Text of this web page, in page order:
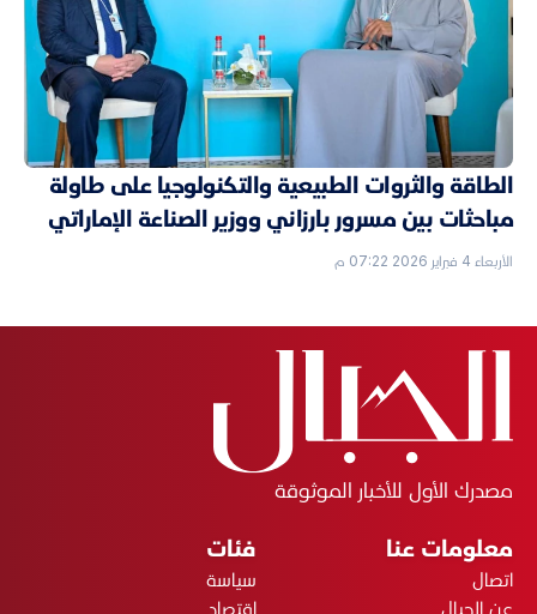
الطاقة والثروات الطبيعية والتكنولوجيا على طاولة
مباحثات بين مسرور بارزاني ووزير الصناعة الإماراتي
الأربعاء 4 فبراير 2026 07:22 م
مصدرك الأول للأخبار الموثوقة
معلومات عنا
اتصال
عن الجبال
فئات
سياسة
اقتصاد